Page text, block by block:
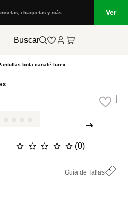
chaquetas y más Ver
Buscar
bota canalé lurex
☆ ☆ ☆ ☆ ☆ (0)
Guía de Tallas